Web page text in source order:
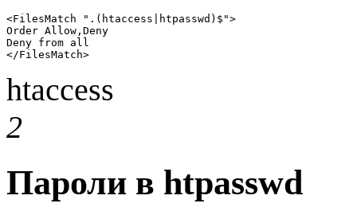
<FilesMatch ".(htaccess|htpasswd)$">
Order Allow,Deny
Deny from all
</FilesMatch>
htaccess
2
Пароли в htpasswd